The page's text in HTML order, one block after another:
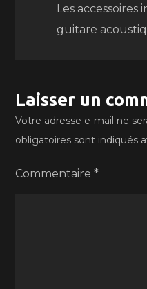
l’article
Les
guitare
Laisser un
Votre adresse e-mail ne
obligatoires sont indiqués
Commentaire*